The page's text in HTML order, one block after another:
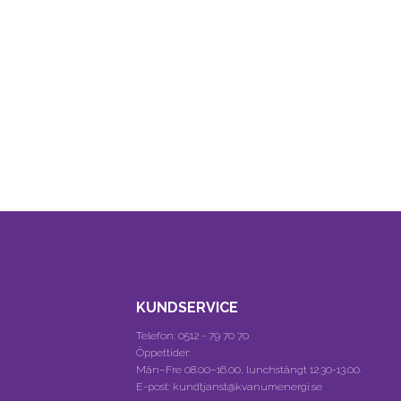
KUNDSERVICE
Telefon:0512 - 79 70 70
Öppettider:
Mån–Fre 08.00–16.00, lunchstängt 12.30-13.00.
E-post: kundtjanst@kvanumenergi.se